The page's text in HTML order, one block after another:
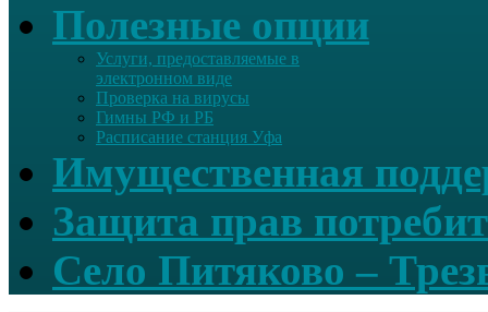
Полезные опции
Услуги, предоставляемые в
электронном виде
Проверка на вирусы
Гимны РФ и РБ
Расписание станция Уфа
Имущественная
Защита прав
Село Питяково –